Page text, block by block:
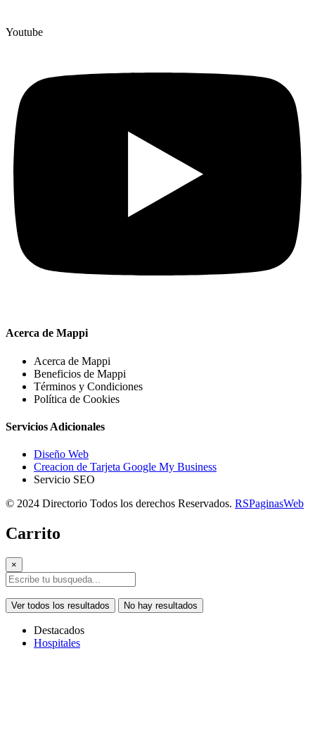
Youtube
Acerca de Mappi
Acerca de Mappi
Beneficios de Mappi
Términos y Condiciones
Política de Cookies
Servicios Adicionales
Diseño Web
Creacion de Tarjeta Google My Business
Servicio SEO
© 2024 Directorio Todos los derechos Reservados. RSPaginasWeb
Carrito
×
Ver todos los resultados No hay resultados
Destacados
Hospitales